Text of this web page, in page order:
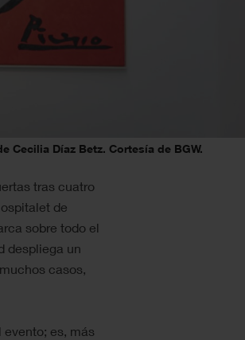
Díaz Betz. Cortesía de BGW.
tras cuatro
de
sobre todo el
despliega un
casos,
es, más